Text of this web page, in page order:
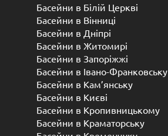
Басейни в Білій Церкві
Басейни в Вінниці
Басейни в Дніпрі
Басейни в Житомирі
Басейни в Запоріжжі
Басейни в Івано-Франковську
Басейни в Кам’янську
Басейни в Києві
Басейни в Кропивницькому
Басейни в Краматорську